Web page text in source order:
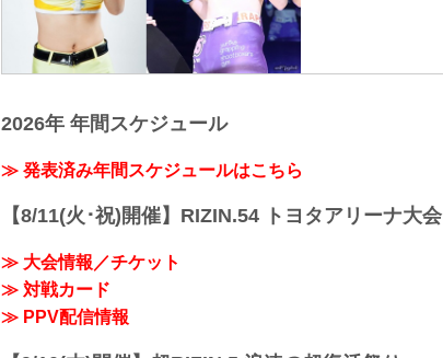
2026年 年間スケジュール
≫ 発表済み年間スケジュールはこちら
【8/11(火･祝)開催】RIZIN.54 トヨタアリーナ大会
≫ 大会情報／チケット
≫ 対戦カード
≫ PPV配信情報